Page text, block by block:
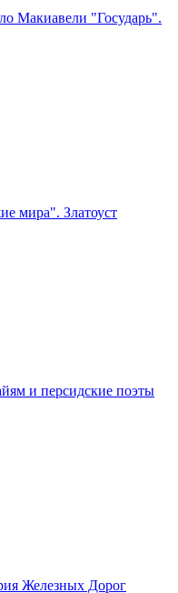
Макиавели "Государь".
мира". Златоуст
и персидские поэты
Железных Дорог